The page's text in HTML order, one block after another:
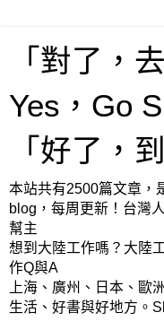
「對了，
Yes，Go
「好了，
本站共有2500篇文章，
blog，每周更新！台灣
幫主
想到大陸工作嗎？大陸
作Q與A
上海、廣州、日本、歐
生活、好書與好地方。